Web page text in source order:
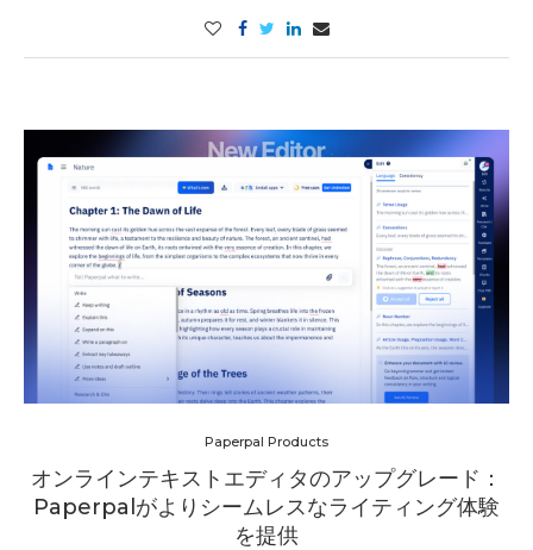
Paperpal Products
オンラインテキストエディタのアップグレード：
Paperpalがよりシームレスなライティング体験
を提供